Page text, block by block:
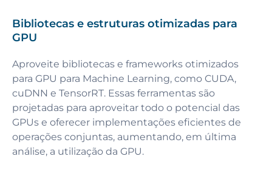
Bibliotecas e estruturas otimizadas para
GPU
Aproveite bibliotecas e frameworks otimizados
para GPU para Machine Learning, como CUDA,
cuDNN e TensorRT. Essas ferramentas são
projetadas para aproveitar todo o potencial das
GPUs e oferecer implementações eficientes de
operações conjuntas, aumentando, em última
análise, a utilização da GPU.